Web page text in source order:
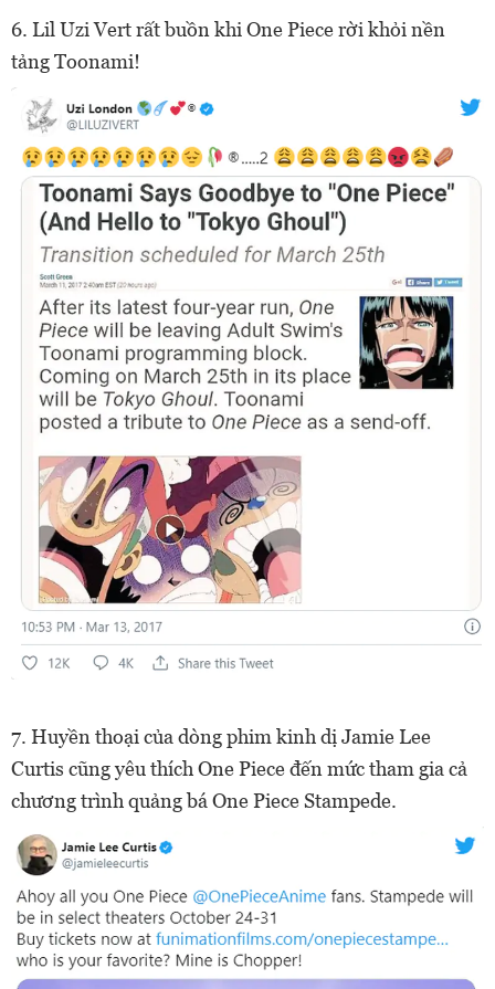
6. Lil Uzi Vert rất buồn khi One Piece rời khỏi nền
tảng Toonami!
7. Huyền thoại của dòng phim kinh dị Jamie Lee
Curtis cũng yêu thích One Piece đến mức tham gia cả
chương trình quảng bá One Piece Stampede.